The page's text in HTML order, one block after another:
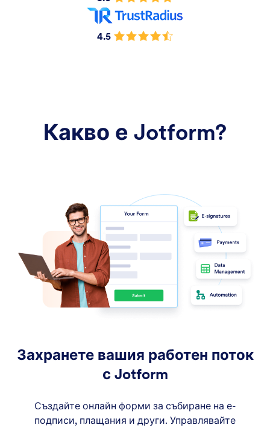
4.5
Какво е Jotform?
Захранете вашия работен поток
с Jotform
Създайте онлайн форми за събиране на е-
подписи, плащания и други. Управлявайте